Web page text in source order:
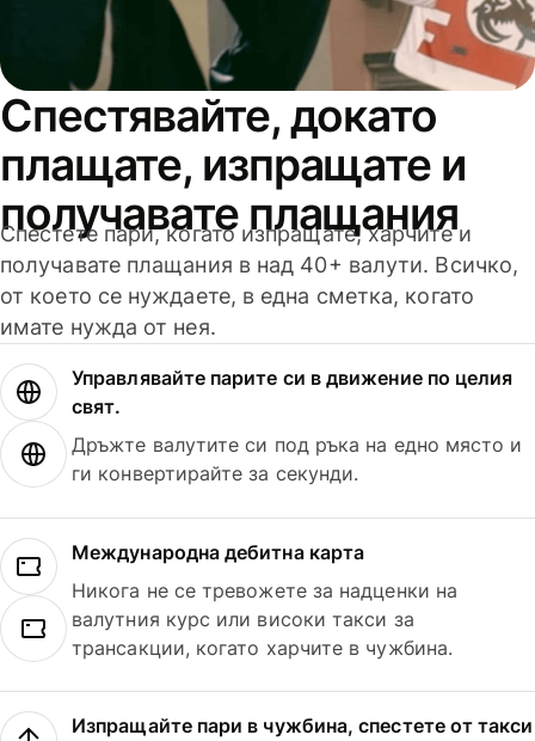
Спестявайте, докато
плащате, изпращате и
получавате плащания
Спестете пари, когато изпращате, харчите и
получавате плащания в над 40+ валути. Всичко,
от което се нуждаете, в една сметка, когато
имате нужда от нея.
Управлявайте парите си в движение по целия
свят.
Дръжте валутите си под ръка на едно място и
ги конвертирайте за секунди.
Международна дебитна карта
Никога не се тревожете за надценки на
валутния курс или високи такси за
трансакции, когато харчите в чужбина.
Изпращайте пари в чужбина, спестете от такси